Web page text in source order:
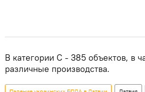
В категории C - 385 объектов, в
различные производства.